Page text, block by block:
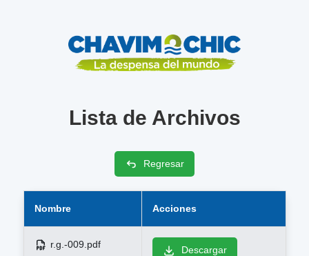
Lista de Archivos
Regresar
Nombre Acciones
r.g.-009.pdf Descargar